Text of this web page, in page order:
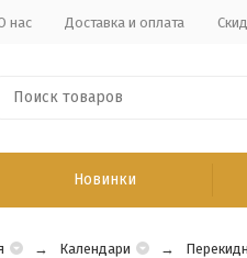
нас Доставка и оплата
Новинки
Календари